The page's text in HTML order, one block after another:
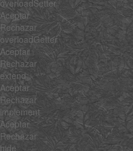
overloadSetter
Aceptar
Rechazar
overloadGetter
Aceptar
Rechazar
extend
Aceptar
Rechazar
implement
Aceptar
Rechazar
hide